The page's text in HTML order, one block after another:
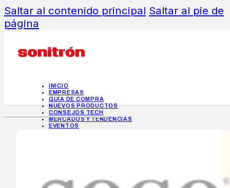
Saltar al contenido principal Saltar al pie de
página
INICIO
EMPRESAS
GUÍA DE COMPRA
NUEVOS PRODUCTOS
CONSEJOS TECH
MERCADOS Y TENDENCIAS
EVENTOS